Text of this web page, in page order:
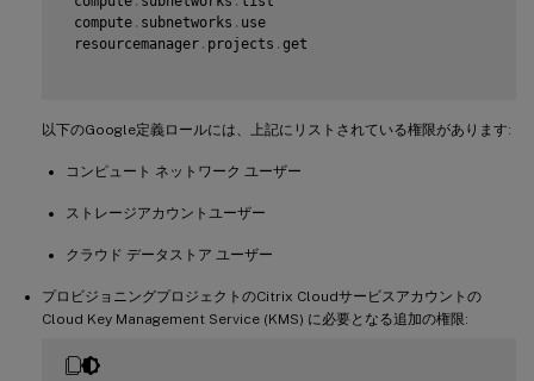
compute . subnetworks . use
resourcemanager . projects . get
以下のGoogle定義ロールには、上記にリストされている権限があります:
コンピュート ネットワーク ユーザー
ストレージアカウントユーザー
クラウド データストア ユーザー
プロビジョニングプロジェクトのCitrix Cloudサービスアカウントの
Cloud Key Management Service (KMS) に必要となる追加の権限: